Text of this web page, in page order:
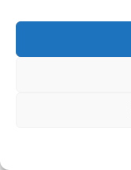
© 2013 - 2026 De